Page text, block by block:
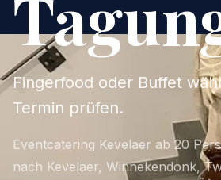
Fingerfood oder Buffet
Termin prüfen.
Eventcatering Kevelaer ab 20
nach Kevelaer, Winnekendonk,